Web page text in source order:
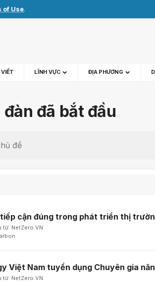
of Use.
VIẾT LĨNH VỰC ĐỊA PHƯƠNG
đã bắt đầu
cận đúng trong phát triển thị
từ: NetZero.VN
Việt Nam tuyển dụng Chuyên gia
từ: NetZero.VN